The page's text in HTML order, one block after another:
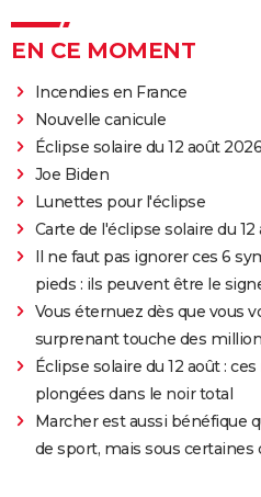
EN CE MOMENT
Incendies en France
Nouvelle canicule
Éclipse solaire du 12 août 2026
Joe Biden
Lunettes pour l'éclipse
Carte de l'éclipse solaire du 12
Il ne faut pas ignorer ces 6
pieds : ils peuvent être le
Vous éternuez dès que vous
surprenant touche des
Éclipse solaire du 12 août :
plongées dans le noir total
Marcher est aussi bénéfique
de sport, mais sous certaines